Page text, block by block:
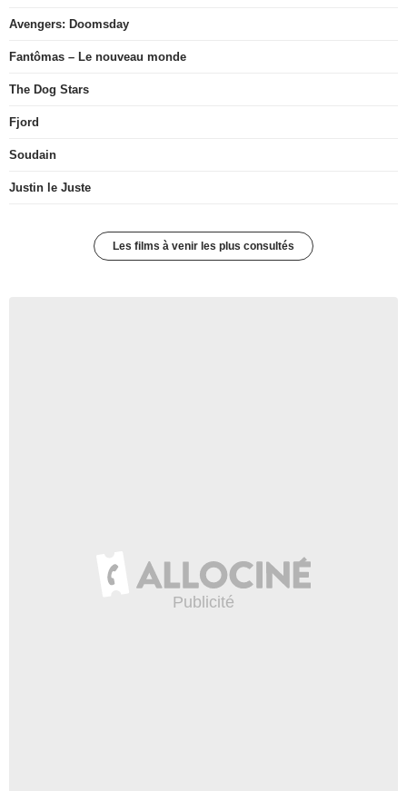
Avengers: Doomsday
Fantômas – Le nouveau monde
The Dog Stars
Fjord
Soudain
Justin le Juste
Les films à venir les plus consultés